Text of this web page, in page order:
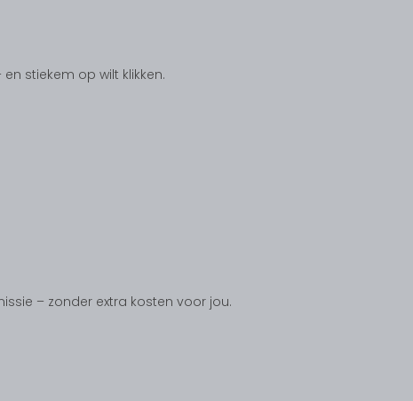
stiekem op wilt klikken.
– zonder extra kosten voor jou.